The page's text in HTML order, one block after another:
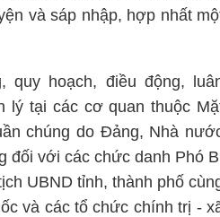
và sáp nhập, hợp nhất
quy hoạch, điều động,
lý tại các cơ quan thuộc
chúng do Đảng, Nhà
đối với các chức danh Phó
UBND tỉnh, thành phố
và các tổ chức chính trị -